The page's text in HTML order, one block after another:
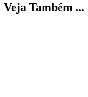
Veja Também ...